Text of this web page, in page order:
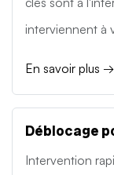
interviennent à
En savoir plus →
Déblocage
Intervention